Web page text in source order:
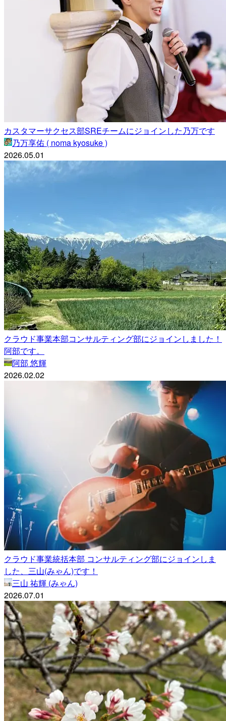
カスタマーサクセス部SREチームにジョインした乃万です
乃万享佑 ( noma kyosuke )
2026.05.01
クラウド事業本部コンサルティング部にジョインしました！
阿部です。
阿部 悠輝
2026.02.02
クラウド事業統括本部 コンサルティング部にジョインしま
した、三山(みゃん)です！
三山 祐輝 (みゃん)
2026.07.01